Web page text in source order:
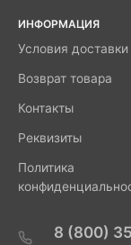
ИНФОРМАЦИЯ
Условия доставки
Возврат товара
Контакты
Реквизиты
Политика
8 (800)